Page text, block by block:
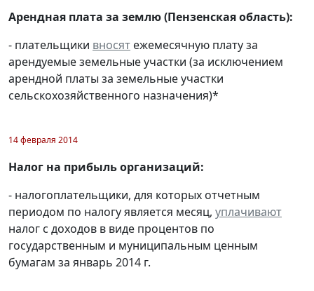
Арендная плата за землю (Пензенская область):
- плательщики вносят ежемесячную плату за
арендуемые земельные участки (за исключением
арендной платы за земельные участки
сельскохозяйственного назначения)*
14 февраля 2014
Налог на прибыль организаций:
- налогоплательщики, для которых отчетным
периодом по налогу является месяц, уплачивают
налог с доходов в виде процентов по
государственным и муниципальным ценным
бумагам за январь 2014 г.